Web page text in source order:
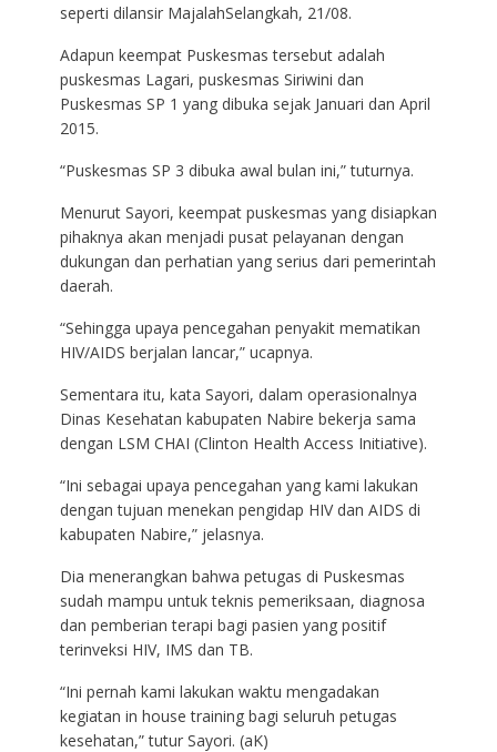
seperti dilansir MajalahSelangkah, 21/08.
Adapun keempat Puskesmas tersebut adalah
puskesmas Lagari, puskesmas Siriwini dan
Puskesmas SP 1 yang dibuka sejak Januari dan April
2015.
“Puskesmas SP 3 dibuka awal bulan ini,” tuturnya.
Menurut Sayori, keempat puskesmas yang disiapkan
pihaknya akan menjadi pusat pelayanan dengan
dukungan dan perhatian yang serius dari pemerintah
daerah.
“Sehingga upaya pencegahan penyakit mematikan
HIV/AIDS berjalan lancar,” ucapnya.
Sementara itu, kata Sayori, dalam operasionalnya
Dinas Kesehatan kabupaten Nabire bekerja sama
dengan LSM CHAI (Clinton Health Access Initiative).
“Ini sebagai upaya pencegahan yang kami lakukan
dengan tujuan menekan pengidap HIV dan AIDS di
kabupaten Nabire,” jelasnya.
Dia menerangkan bahwa petugas di Puskesmas
sudah mampu untuk teknis pemeriksaan, diagnosa
dan pemberian terapi bagi pasien yang positif
terinveksi HIV, IMS dan TB.
“Ini pernah kami lakukan waktu mengadakan
kegiatan in house training bagi seluruh petugas
kesehatan,” tutur Sayori. (aK)